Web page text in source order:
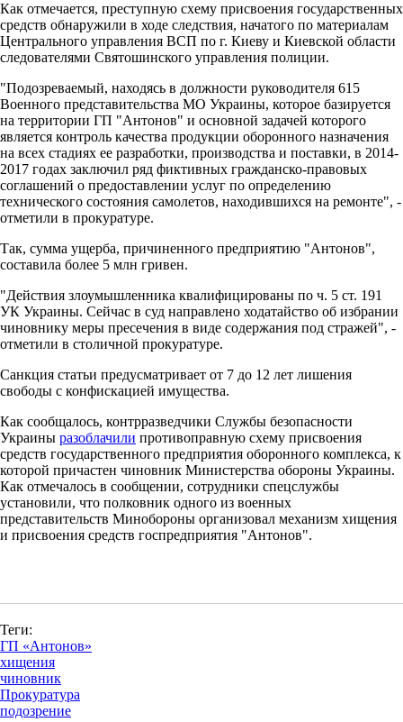
Как отмечается, преступную схему присвоения государственных
средств обнаружили в ходе следствия, начатого по материалам
Центрального управления ВСП по г. Киеву и Киевской области
следователями Святошинского управления полиции.
"Подозреваемый, находясь в должности руководителя 615
Военного представительства МО Украины, которое базируется
на территории ГП "Антонов" и основной задачей которого
является контроль качества продукции оборонного назначения
на всех стадиях ее разработки, производства и поставки, в 2014-
2017 годах заключил ряд фиктивных гражданско-правовых
соглашений о предоставлении услуг по определению
технического состояния самолетов, находившихся на ремонте", -
отметили в прокуратуре.
Так, сумма ущерба, причиненного предприятию "Антонов",
составила более 5 млн гривен.
"Действия злоумышленника квалифицированы по ч. 5 ст. 191
УК Украины. Сейчас в суд направлено ходатайство об избрании
чиновнику меры пресечения в виде содержания под стражей", -
отметили в столичной прокуратуре.
Санкция статьи предусматривает от 7 до 12 лет лишения
свободы с конфискацией имущества.
Как сообщалось, контрразведчики Службы безопасности
Украины разоблачили противоправную схему присвоения
средств государственного предприятия оборонного комплекса, к
которой причастен чиновник Министерства обороны Украины.
Как отмечалось в сообщении, сотрудники спецслужбы
установили, что полковник одного из военных
представительств Минобороны организовал механизм хищения
и присвоения средств госпредприятия "Антонов".
Теги:
ГП «Антонов»
хищения
чиновник
Прокуратура
подозрение